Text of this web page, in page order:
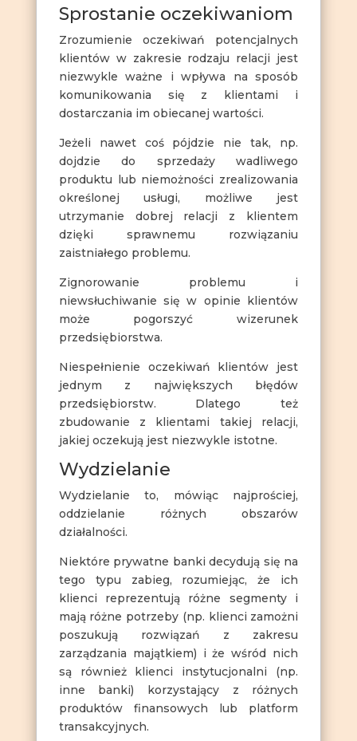
Sprostanie oczekiwaniom
Zrozumienie oczekiwań potencjalnych
klientów w zakresie rodzaju relacji jest
niezwykle ważne i wpływa na sposób
komunikowania się z klientami i
dostarczania im obiecanej wartości.
Jeżeli nawet coś pójdzie nie tak, np.
dojdzie do sprzedaży wadliwego
produktu lub niemożności zrealizowania
określonej usługi, możliwe jest
utrzymanie dobrej relacji z klientem
dzięki sprawnemu rozwiązaniu
zaistniałego problemu.
Zignorowanie problemu i
niewsłuchiwanie się w opinie klientów
może pogorszyć wizerunek
przedsiębiorstwa.
Niespełnienie oczekiwań klientów jest
jednym z największych błędów
przedsiębiorstw. Dlatego też
zbudowanie z klientami takiej relacji,
jakiej oczekują jest niezwykle istotne.
Wydzielanie
Wydzielanie to, mówiąc najprościej,
oddzielanie różnych obszarów
działalności.
Niektóre prywatne banki decydują się na
tego typu zabieg, rozumiejąc, że ich
klienci reprezentują różne segmenty i
mają różne potrzeby (np. klienci zamożni
poszukują rozwiązań z zakresu
zarządzania majątkiem) i że wśród nich
są również klienci instytucjonalni (np.
inne banki) korzystający z różnych
produktów finansowych lub platform
transakcyjnych.